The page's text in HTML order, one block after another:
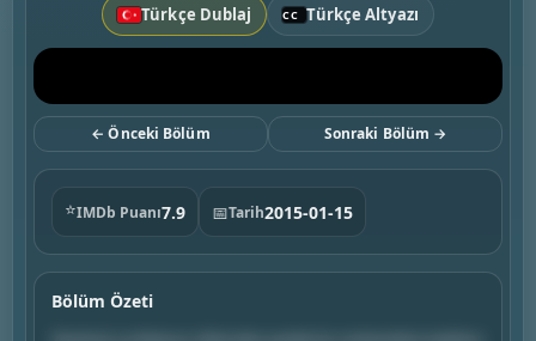
Türkçe Dublaj Türkçe Altyazı
← Önceki Bölüm Sonraki Bölüm →
⭐IMDb Puanı7.9 📅Tarih2015-01-15
Bölüm Özeti